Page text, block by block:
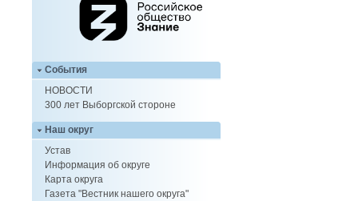
События
НОВОСТИ
300 лет Выборгской стороне
Наш округ
Устав
Информация об округе
Карта округа
Газета "Вестник нашего округа"